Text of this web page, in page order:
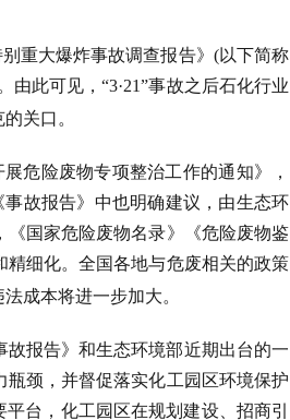
别重大爆炸事故调查报告》 (以下简称
由此可见，“3·21”事故之后石化行业
关口。
危险废物专项整治工作的通知》，
故报告》中也明确建议，由生态环
国家危险废物名录》《危险废物鉴
细化。全国各地与危废相关的政策
成本将进一步加大。
报告》和生态环境部近期出台的一
颈，并督促落实化工园区环境保护
台，化工园区在规划建设、招商引